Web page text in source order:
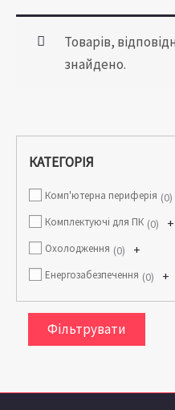
КАТЕГОРІЯ
Комп'ютерна периферія 0
Комплектуючі для ПК +
0
Охолодження +
0
Енергозабезпечення +
0
Фільтрувати
Товарів,
знайдено.